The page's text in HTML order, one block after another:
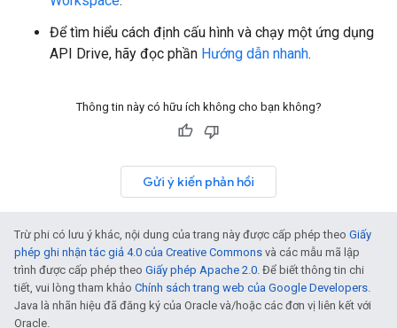
Để tìm hiểu cách định cấu hình và chạy một ứng dụng
API Drive, hãy đọc phần Hướng dẫn nhanh.
Thông tin này có hữu ích không cho bạn không?
Gửi ý kiến phản hồi
Trừ phi có lưu ý khác, nội dung của trang này được cấp phép theo Giấy
phép ghi nhận tác giả 4.0 của Creative Commons và các mẫu mã lập
trình được cấp phép theo Giấy phép Apache 2.0. Để biết thông tin chi
tiết, vui lòng tham khảo Chính sách trang web của Google Developers.
Java là nhãn hiệu đã đăng ký của Oracle và/hoặc các đơn vị liên kết với
Oracle.